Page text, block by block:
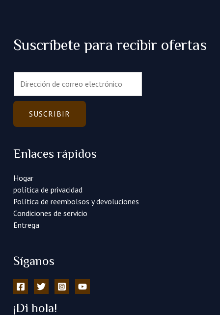
Suscríbete para recibir ofertas
r
e
e
l
c
t
r
ó
n
o
*
SUSCRIBIR
Enlaces rápidos
Hogar
política de privacidad
Política de reembolsos y devoluciones
Condiciones de servicio
Entrega
Síganos
¡Di hola!